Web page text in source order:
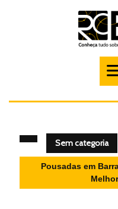
Sem categoria
Pousadas em